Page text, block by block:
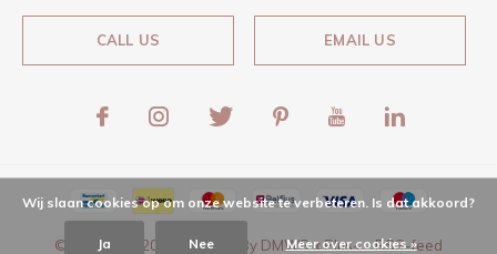
CALL US EMAIL US
© Copyright 2026 - Theme By DMWSxPlus+-RSS-feed
Wij slaan cookies op om onze website te verbeteren. Is dat akkoord?
Ja Nee Meer over cookies »